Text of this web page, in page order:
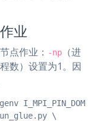
业
点作业： -np
（进
数）设置为1。因
run_glue.py \